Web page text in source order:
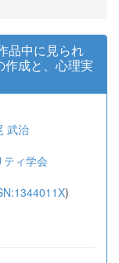
品中に見られ
作成と、心理実
武治
ィ学会
)